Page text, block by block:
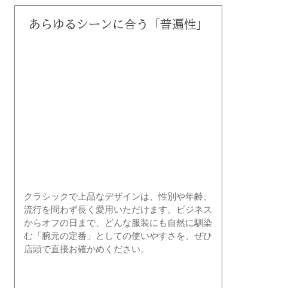
あらゆるシーンに合う「普遍性」
クラシックで上品なデザインは、性別や年齢、
流行を問わず長く愛用いただけます。ビジネス
からオフの日まで、どんな服装にも自然に馴染
む「腕元の定番」としての使いやすさを、ぜひ
店頭で直接お確かめください。